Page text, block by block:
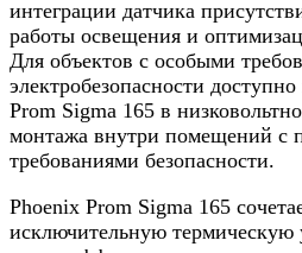
интеграции датчика
работы освещения и
Для объектов с особыми
электробезопасности
Prom Sigma 165 в
монтажа внутри помещений
требованиями безопасности.
Phoenix Prom Sigma 165
исключительную термическую